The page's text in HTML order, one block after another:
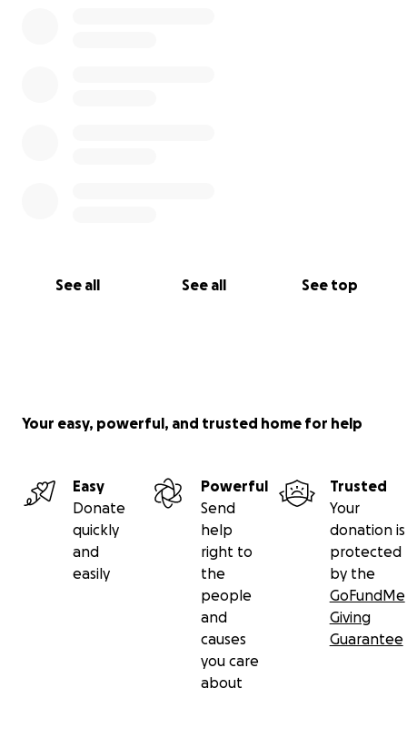
See all See all See top
Your easy, powerful, and trusted home for help
Easy
Donate
quickly
and
easily
Powerful
Send
help
right to
the
people
and
causes
you care
about
Trusted
Your
donation is
protected
by the
GoFundMe
Giving
Guarantee